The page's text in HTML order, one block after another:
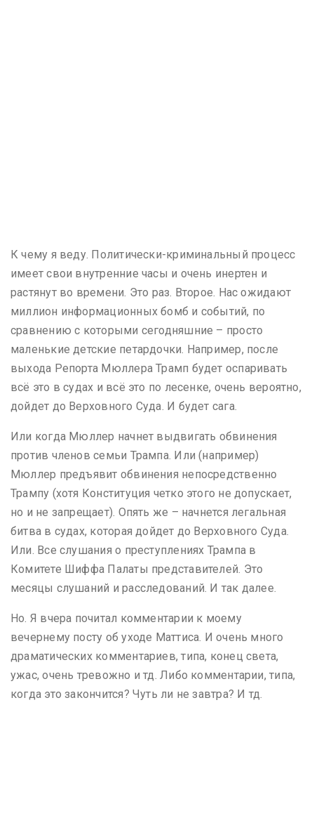
К чему я веду. Политически-криминальный процесс
имеет свои внутренние часы и очень инертен и
растянут во времени. Это раз. Второе. Нас ожидают
миллион информационных бомб и событий, по
сравнению с которыми сегодняшние – просто
маленькие детские петардочки. Например, после
выхода Репорта Мюллера Трамп будет оспаривать
всё это в судах и всё это по лесенке, очень вероятно,
дойдет до Верховного Суда. И будет сага.
Или когда Мюллер начнет выдвигать обвинения
против членов семьи Трампа. Или (например)
Мюллер предъявит обвинения непосредственно
Трампу (хотя Конституция четко этого не допускает,
но и не запрещает). Опять же – начнется легальная
битва в судах, которая дойдет до Верховного Суда.
Или. Все слушания о преступлениях Трампа в
Комитете Шиффа Палаты представителей. Это
месяцы слушаний и расследований. И так далее.
Но. Я вчера почитал комментарии к моему
вечернему посту об уходе Маттиса. И очень много
драматических комментариев, типа, конец света,
ужас, очень тревожно и тд. Либо комментарии, типа,
когда это закончится? Чуть ли не завтра? И тд.